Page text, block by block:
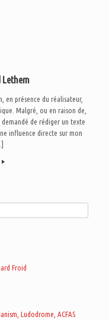
Lethem
en présence du réalisateur,
Malgré, ou en raison de,
demandé de rédiger un texte
influence directe sur mon
Froid
Ludodrome, ACFAS